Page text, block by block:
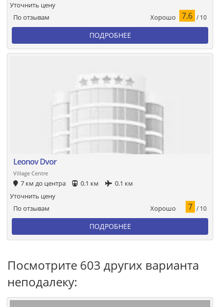
По отзывам Хорошо 7.6 / 10
Уточнить цену
ПОДРОБНЕЕ
Leonov Dvor
Village Centre
7 км до центра 0.1 км 0.1 км
По отзывам Хорошо 7 / 10
Уточнить цену
ПОДРОБНЕЕ
Посмотрите 603 других варианта
неподалеку: